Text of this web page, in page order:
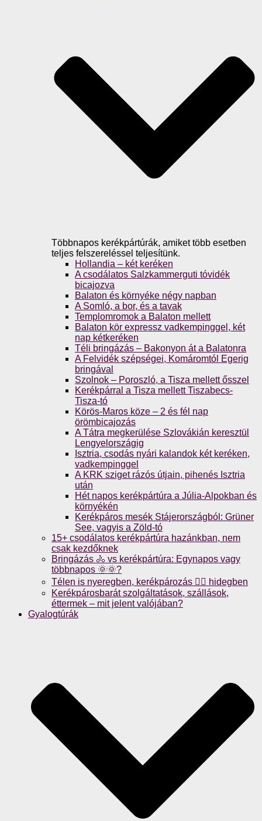
Többnapos kerékpártúrák, amiket több esetben
teljes felszereléssel teljesítünk.
Hollandia – két keréken
A csodálatos Salzkammerguti tóvidék
bicajozva
Balaton és környéke négy napban
A Somló, a bor, és a tavak
Templomromok a Balaton mellett
Balaton kör expressz vadkempinggel, két
nap kétkeréken
Téli bringázás – Bakonyon át a Balatonra
A Felvidék szépségei, Komáromtól Egerig
bringával
Szolnok – Poroszló, a Tisza mellett ősszel
Kerékpárral a Tisza mellett Tiszabecs-
Tisza-tó
Körös-Maros köze – 2 és fél nap
örömbicajozás
A Tátra megkerülése Szlovákián keresztül
Lengyelországig
Isztria, csodás nyári kalandok két keréken,
vadkempinggel
A KRK sziget rázós útjain, pihenés Isztria
után
Hét napos kerékpártúra a Júlia-Alpokban és
környékén
Kerékpáros mesék Stájerországból: Grüner
See, vagyis a Zöld-tó
15+ csodálatos kerékpártúra hazánkban, nem
csak kezdőknek
Bringázás 🚴 vs kerékpártúra: Egynapos vagy
többnapos 🌞🌞?
Télen is nyeregben, kerékpározás 🚴‍♀️ hidegben
Kerékpárosbarát szolgáltatások, szállások,
éttermek – mit jelent valójában?
Gyalogtúrák